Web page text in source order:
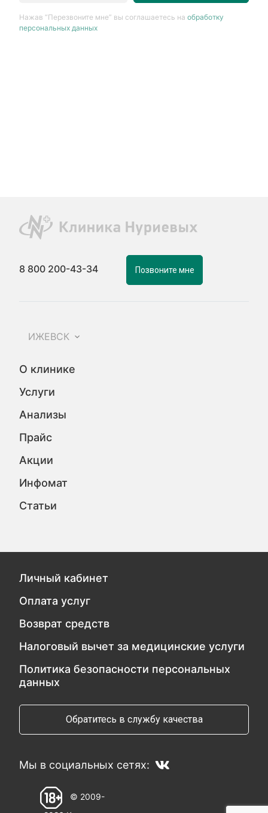
Нажав “Перезвоните мне” вы соглашаетесь наобработку
персональных данных
8 800 200-43-34 Позвоните мне
ИЖЕВСК
О клинике
Услуги
Анализы
Прайс
Акции
Инфомат
Статьи
Личный кабинет
Оплата услуг
Возврат средств
Налоговый вычет за медицинские услуги
Политика безопасности персональных
данных
Обратитесь в службу качества
Мы в социальных сетях:
© 2009-